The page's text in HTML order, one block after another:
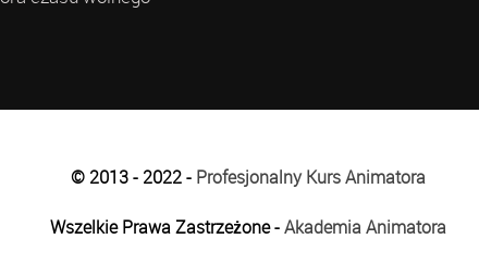
© 2013 - 2022 - Profesjonalny Kurs Animatora
Wszelkie Prawa Zastrzeżone -Akademia Animatora